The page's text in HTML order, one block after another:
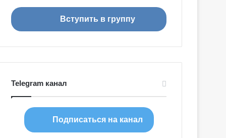
я
Вступить в группу
Telegram канал
Подписаться на канал